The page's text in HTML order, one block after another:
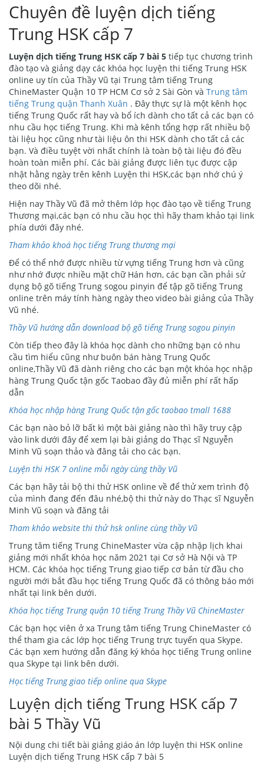
Chuyên đề luyện dịch tiếng
Trung HSK cấp 7
Luyện dịch tiếng Trung HSK cấp 7 bài 5 tiếp tục chương trình
đào tạo và giảng dạy các khóa học luyện thi tiếng Trung HSK
online uy tín của Thầy Vũ tại Trung tâm tiếng Trung
ChineMaster Quận 10 TP HCM Cơ sở 2 Sài Gòn và Trung tâm
tiếng Trung quận Thanh Xuân . Đây thực sự là một kênh học
tiếng Trung Quốc rất hay và bổ ích dành cho tất cả các bạn có
nhu cầu học tiếng Trung. Khi mà kênh tổng hợp rất nhiều bộ
tài liệu học cũng như tài liệu ôn thi HSK dành cho tất cả các
bạn. Và điều tuyệt vời nhất chính là toàn bộ tài liệu đó đều
hoàn toàn miễn phí. Các bài giảng được liên tục được cập
nhật hằng ngày trên kênh Luyện thi HSK,các bạn nhớ chú ý
theo dõi nhé.
Hiện nay Thầy Vũ đã mở thêm lớp học đào tạo về tiếng Trung
Thương mại,các bạn có nhu cầu học thì hãy tham khảo tại link
phía dưới đây nhé.
Tham khảo khoá học tiếng Trung thương mại
Để có thể nhớ được nhiều từ vựng tiếng Trung hơn và cũng
như nhớ được nhiều mặt chữ Hán hơn, các bạn cần phải sử
dụng bộ gõ tiếng Trung sogou pinyin để tập gõ tiếng Trung
online trên máy tính hàng ngày theo video bài giảng của Thầy
Vũ nhé.
Thầy Vũ hướng dẫn download bộ gõ tiếng Trung sogou pinyin
Còn tiếp theo đây là khóa học dành cho những bạn có nhu
cầu tìm hiểu cũng như buôn bán hàng Trung Quốc
online,Thầy Vũ đã dành riêng cho các bạn một khóa học nhập
hàng Trung Quốc tận gốc Taobao đầy đủ miễn phí rất hấp
dẫn
Khóa học nhập hàng Trung Quốc tận gốc taobao tmall 1688
Các bạn nào bỏ lỡ bất kì một bài giảng nào thì hãy truy cập
vào link dưới đây để xem lại bài giảng do Thạc sĩ Nguyễn
Minh Vũ soạn thảo và đăng tải cho các bạn.
Luyện thi HSK 7 online mỗi ngày cùng thầy Vũ
Các bạn hãy tải bộ thi thử HSK online về để thử xem trình độ
của mình đang đến đâu nhé,bộ thi thử này do Thạc sĩ Nguyễn
Minh Vũ soạn và đăng tải
Tham khảo website thi thử hsk online cùng thầy Vũ
Trung tâm tiếng Trung ChineMaster vừa cập nhập lịch khai
giảng mới nhất khóa học năm 2021 tại Cơ sở Hà Nội và TP
HCM. Các khóa học tiếng Trung giao tiếp cơ bản từ đầu cho
người mới bắt đầu học tiếng Trung Quốc đã có thông báo mới
nhất tại link bên dưới.
Khóa học tiếng Trung quận 10 tiếng Trung Thầy Vũ ChineMaster
Các bạn học viên ở xa Trung tâm tiếng Trung ChineMaster có
thể tham gia các lớp học tiếng Trung trực tuyến qua Skype.
Các bạn xem hướng dẫn đăng ký khóa học tiếng Trung online
qua Skype tại link bên dưới.
Học tiếng Trung giao tiếp online qua Skype
Luyện dịch tiếng Trung HSK cấp 7
bài 5 Thầy Vũ
Nội dung chi tiết bài giảng giáo án lớp luyện thi HSK online
Luyện dịch tiếng Trung HSK cấp 7 bài 5